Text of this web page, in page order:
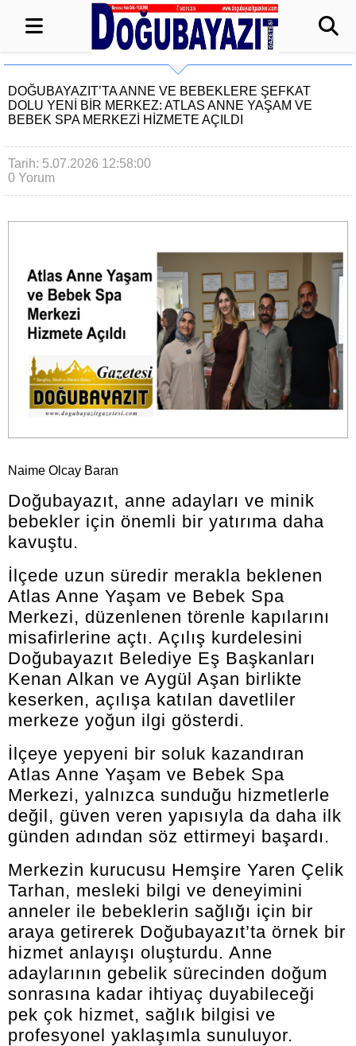
DOĞUBAYAZIT’TA ANNE VE BEBEKLERE ŞEFKAT
DOLU YENI BIR MERKEZ: ATLAS ANNE YAŞAM VE
BEBEK SPA MERKEZI HIZMETE AÇILDI
Tarih: 5.07.2026 12:58:00
0 Yorum
Naime Olcay Baran
Doğubayazıt, anne adayları ve minik
bebekler için önemli bir yatırıma daha
kavuştu.
İlçede uzun süredir merakla beklenen
Atlas Anne Yaşam ve Bebek Spa
Merkezi, düzenlenen törenle kapılarını
misafirlerine açtı. Açılış kurdelesini
Doğubayazıt Belediye Eş Başkanları
Kenan Alkan ve Aygül Aşan birlikte
keserken, açılışa katılan davetliler
merkeze yoğun ilgi gösterdi.
İlçeye yepyeni bir soluk kazandıran
Atlas Anne Yaşam ve Bebek Spa
Merkezi, yalnızca sunduğu hizmetlerle
değil, güven veren yapısıyla da daha ilk
günden adından söz ettirmeyi başardı.
Merkezin kurucusu Hemşire Yaren Çelik
Tarhan, mesleki bilgi ve deneyimini
anneler ile bebeklerin sağlığı için bir
araya getirerek Doğubayazıt’ta örnek bir
hizmet anlayışı oluşturdu. Anne
adaylarının gebelik sürecinden doğum
sonrasına kadar ihtiyaç duyabileceği
pek çok hizmet, sağlık bilgisi ve
profesyonel yaklaşımla sunuluyor.